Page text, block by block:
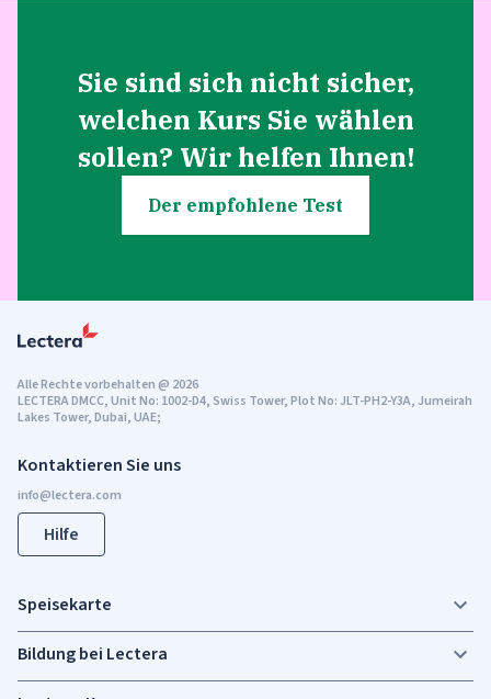
Sie sind sich nicht sicher,
welchen Kurs Sie wählen
sollen? Wir helfen Ihnen!
Der empfohlene Test
Kontaktieren Sie uns
Hilfe
Alle Rechte vorbehalten@ 2026
LECTERA DMCC, Unit No: 1002-D4, Swiss Tower, Plot No: JLT-PH2-Y3A, Jumeirah
Lakes Tower, Dubai, UAE;
Speisekarte
Bildung bei Lectera